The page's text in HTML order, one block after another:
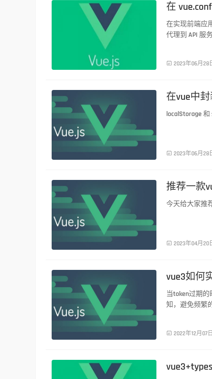
在
在实现前端应
代理到 API 服
 2023年06月28
在vue中
localStorage
 2023年06月28
推荐一款
今天给大家推
 2023年04月20
vue3如何
当token过期
知，避免频繁
 2022年12月07日